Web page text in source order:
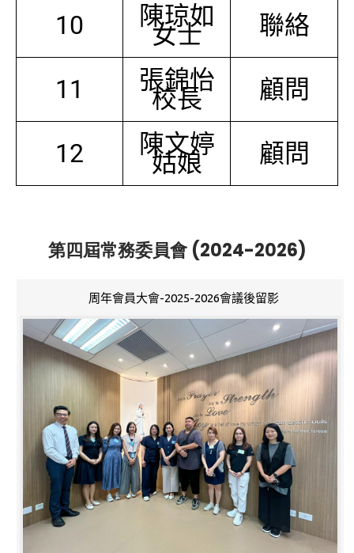
10 陳琼如
女士 聯絡
11 張錦怡
校長 顧問
12 陳文婷
姑娘 顧問
第四屆常務委員會 (2024-2026)
周年會員大會-2025-2026會議後留影